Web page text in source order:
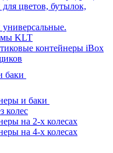
цветов, бутылок,
KLT
контейнеры iBox
баки
и баки
колес
на 2-х колесах
на 4-х колесах